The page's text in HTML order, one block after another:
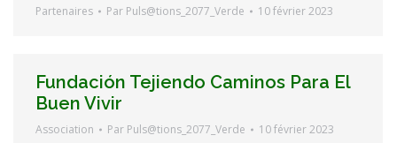
Partenaires Par Puls@tions_2077_Verde 10 février 2023
Fundación Tejiendo Caminos Para El
Buen Vivir
Association Par Puls@tions_2077_Verde 10 février 2023